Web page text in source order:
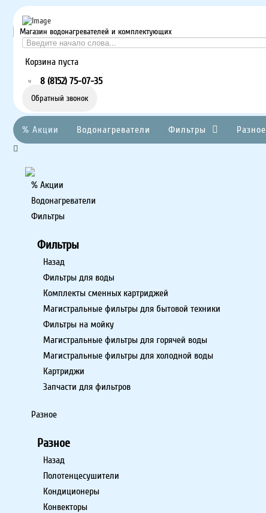
Магазин водонагревателей и комплектующих
Корзина пуста
8 (8152) 75-07-35
Обратный звонок
% Акции Водонагреватели Фильтры Разное
% Акции
Водонагреватели
Фильтры
Фильтры
Назад
Фильтры для воды
Комплекты сменных картриджей
Магистральные фильтры для бытовой техники
Фильтры на мойку
Магистральные фильтры для горячей воды
Магистральные фильтры для холодной воды
Картриджи
Запчасти для фильтров
Разное
Разное
Назад
Полотенцесушители
Кондиционеры
Конвекторы